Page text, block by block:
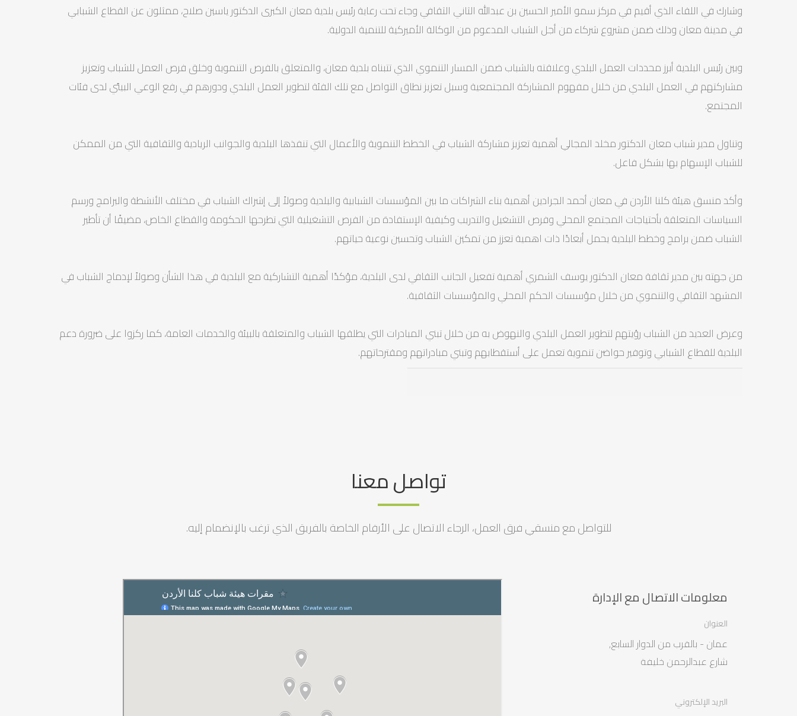
وشارك في اللقاء الذي أقيم في مركز سمو الأمير الحسين بن عبدالله الثاني الثقافي وجاء تحت رعاية رئيس بلدية معان الكبرى الدكتور ياسين صلاح، ممثلون عن القطاع الشبابي
في مدينة معان وذلك ضمن مشروع شركاء من أجل الشباب المدعوم من الوكالة الأميركية للتنمية الدولية.
وبين رئيس البلدية أبرز محددات العمل البلدي وعلاقته بالشباب ضمن المسار التنموي الذي تتبناه بلدية معان، والمتعلق بالفرص التنموية وخلق فرص العمل للشباب وتعزيز
مشاركتهم في العمل البلدي من خلال مفهوم المشاركة المجتمعية وسبل تعزيز نطاق التواصل مع تلك الفئة لتطوير العمل البلدي ودورهم في رفع الوعي البيئي لدى فئات
المجتمع.
وتناول مدير شباب معان الدكتور مخلد المجالي أهمية تعزيز مشاركة الشباب في الخطط التنموية والأعمال التي تنفذها البلدية والجوانب الريادية والثقافية التي من الممكن
للشباب الإسهام بها بشكل فاعل.
وأكد منسق هيئة كلنا الأردن في معان أحمد الجرادين أهمية بناء الشراكات ما بين المؤسسات الشبابية والبلدية وصولاً إلى إشراك الشباب في مختلف الأنشطة والبرامج ورسم
السياسات المتعلقة بأحتياجات المجتمع المحلي وفرص التشغيل والتدريب وكيفية الإستفادة من الفرص التشغيلية التي تطرحها الحكومة والقطاع الخاص، مضيفًا أن تأطير
الشباب ضمن برامج وخطط البلدية يحمل أبعادًا ذات اهمية تعزز من تمكين الشباب وتحسين نوعية حياتهم.
من جهته بين مدير ثقافة معان الدكتور يوسف الشمري أهمية تفعيل الجانب الثقافي لدى البلدية، مؤكدًا أهمية التشاركية مع البلدية في هذا الشأن وصولاً لإدماج الشباب في
المشهد الثقافي والتنموي من خلال مؤسسات الحكم المحلي والمؤسسات الثقافية.
وعرض العديد من الشباب رؤيتهم لتطوير العمل البلدي والنهوض به من خلال تبني المبادرات التي يطلقها الشباب والمتعلقة بالبيئة والخدمات العامة، كما ركزوا على ضرورة دعم
البلدية للقطاع الشبابي وتوفير حواضن تنموية تعمل على أستقطابهم وتبني مبادراتهم ومقترحاتهم.
تواصل معنا
للتواصل مع منسقي فرق العمل، الرجاء الاتصال على الأرقام الخاصة بالفريق الذي ترغب بالإنضمام إليه.
معلومات الاتصال مع الإدارة
العنوان
عمان - بالقرب من الدوار السابع,
شارع عبدالرحمن خليفة
البريد الإلكتروني